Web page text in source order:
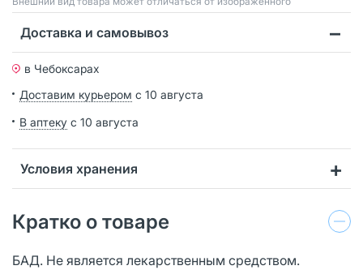
Доставка и самовывоз
в Чебоксарах
Доставим курьером с 10 августа
В аптеку с 10 августа
Условия хранения
Кратко о товаре
БАД. Не является лекарственным средством.